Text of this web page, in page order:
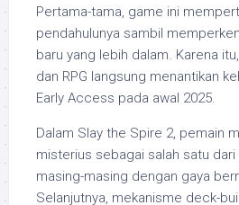
Pertama-tama, game ini
pendahulunya sambil
baru yang lebih dalam. Karena
dan RPG langsung menantikan
Early Access pada awal 2025.
Dalam Slay the Spire 2, pemain
misterius sebagai salah satu
masing-masing dengan gaya
Selanjutnya, mekanisme deck-